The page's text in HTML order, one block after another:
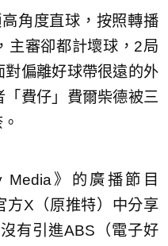
角度直球，按照轉播
主審卻都計壞球，2局
對偏離好球帶很遠的外
費仔」費爾柴德被三
Media》的廣播節目
方X（原推特）中分享
有引進ABS（電子好